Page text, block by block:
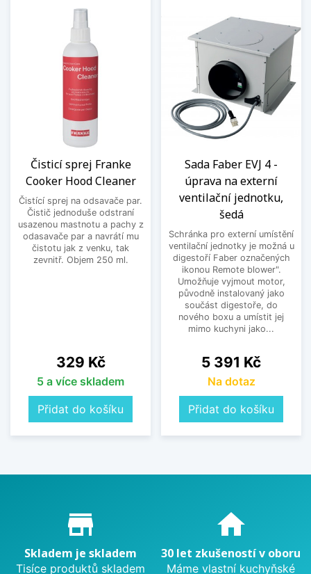
Čisticí sprej Franke
Cooker Hood Cleaner
Čistící sprej na odsavače par.
Čistič jednoduše odstraní
usazenou mastnotu a pachy z
odasavače par a navrátí mu
čistotu jak z venku, tak
zevnitř. Objem 250 ml.
Cena
329 Kč
5 a více skladem
Přidat do košíku
Sada Faber EVJ 4 -
úprava na externí
ventilační jednotku,
šedá
Schránka pro externí umístění
ventilační jednotky je možná u
digestoří Faber označených
ikonou Remote blower".
Umožňuje vyjmout motor,
původně instalovaný jako
součást digestoře, do
nového boxu a umístit jej
mimo kuchyni jako...
Cena
5 391 Kč
Na dotaz
Přidat do košíku
Proč nakupovat u nás?
store_mall_directory
Skladem je skladem
Tisíce produktů skladem
home
30 let zkušeností v oboru
Máme vlastní kuchyňské